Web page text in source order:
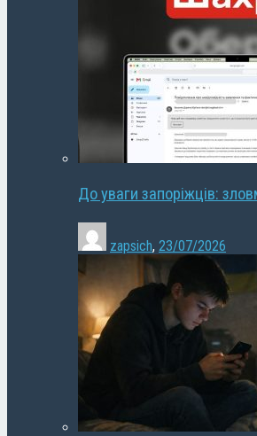
До уваги запоріжців:
zapsich, 23/07/2026